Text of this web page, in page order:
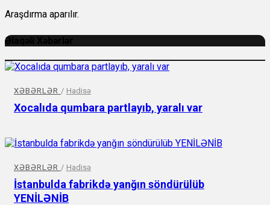
Araşdırma aparılır.
Əlaqəli Xəbərlər
XƏBƏRLƏR / Hadisə
Xocalıda qumbara partlayıb, yaralı var
XƏBƏRLƏR / Hadisə
İstanbulda fabrikdə yanğın söndürülüb
YENİLƏNİB